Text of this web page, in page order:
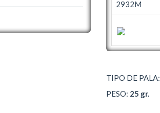
2932M
TIPO DE PALA:
PESO: 25 gr.